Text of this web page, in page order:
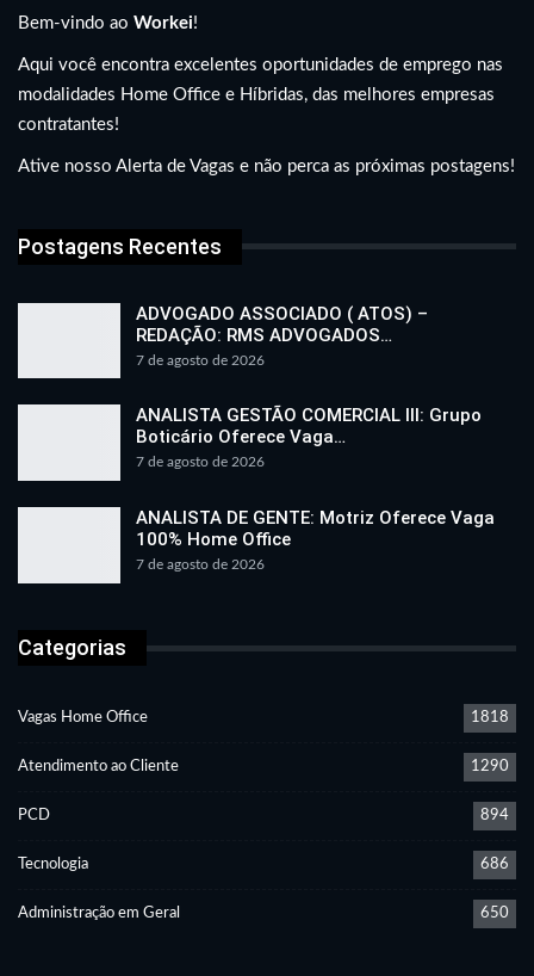
Bem-vindo ao Workei!
Aqui você encontra excelentes oportunidades de emprego nas
modalidades Home Office e Híbridas, das melhores empresas
contratantes!
Ative nosso Alerta de Vagas e não perca as próximas postagens!
Postagens Recentes
ADVOGADO ASSOCIADO ( ATOS) –
REDAÇÃO: RMS ADVOGADOS…
7 de agosto de 2026
ANALISTA GESTÃO COMERCIAL III: Grupo
Boticário Oferece Vaga…
7 de agosto de 2026
ANALISTA DE GENTE: Motriz Oferece Vaga
100% Home Office
7 de agosto de 2026
Categorias
Vagas Home Office 1818
Atendimento ao Cliente 1290
PCD 894
Tecnologia 686
Administração em Geral 650